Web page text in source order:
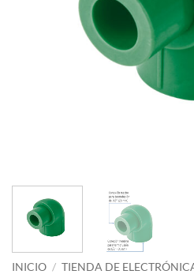
INICIO / TIENDA DE